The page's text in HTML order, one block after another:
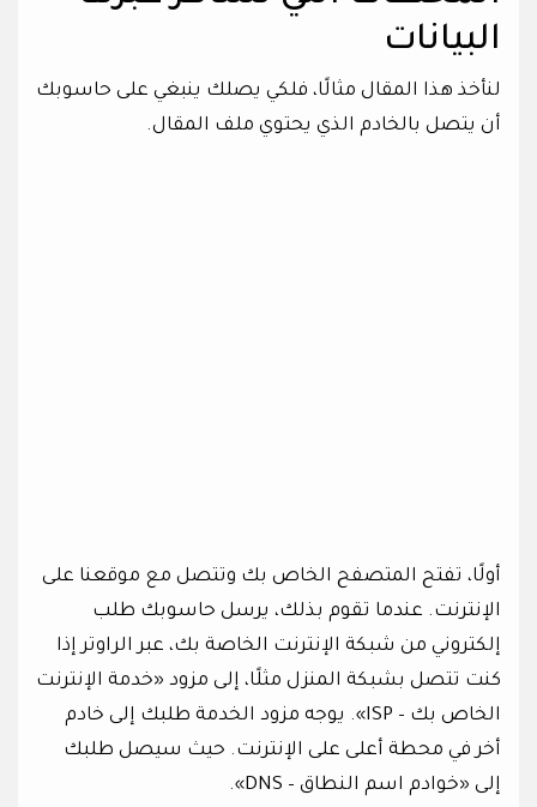
البيانات
لنأخذ هذا المقال مثالًا، فلكي يصلك ينبغي على حاسوبك
أن يتصل بالخادم الذي يحتوي ملف المقال.
أولًا، تفتح المتصفح الخاص بك وتتصل مع موقعنا على
الإنترنت. عندما تقوم بذلك، يرسل حاسوبك طلب
إلكتروني من شبكة الإنترنت الخاصة بك، عبر الراوتر إذا
كنت تتصل بشبكة المنزل مثلًا، إلى مزود «خدمة الإنترنت
الخاص بك – ISP». يوجه مزود الخدمة طلبك إلى خادم
أخر في محطة أعلى على الإنترنت. حيث سيصل طلبك
إلى «خوادم اسم النطاق – DNS».